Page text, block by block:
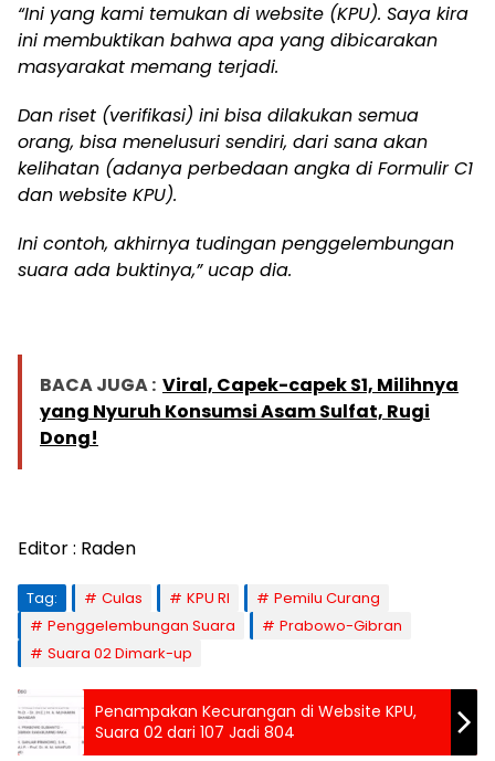
“Ini yang kami temukan di website (KPU). Saya kira
ini membuktikan bahwa apa yang dibicarakan
masyarakat memang terjadi.
Dan riset (verifikasi) ini bisa dilakukan semua
orang, bisa menelusuri sendiri, dari sana akan
kelihatan (adanya perbedaan angka di Formulir C1
dan website KPU).
Ini contoh, akhirnya tudingan penggelembungan
suara ada buktinya,” ucap dia.
BACA JUGA : Viral, Capek-capek S1, Milihnya
yang Nyuruh Konsumsi Asam Sulfat, Rugi
Dong!
Editor : Raden
Tag: Culas KPU RI
Pemilu Curang
Penggelembungan Suara
Prabowo-Gibran
Suara 02 Dimark-up
Penampakan Kecurangan di Website KPU,
Suara 02 dari 107 Jadi 804